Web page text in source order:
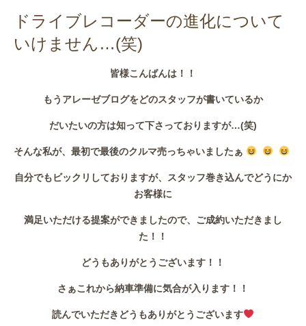
中古車
ドライブレコーダーの進化について
いけません…(笑)
皆様こんばんは！！
もうアレーゼブログをどのスタッフが書いているか
だいたいの方は知って下さっておりますが…(笑)
そんな私が、最初で最後のクルマ売っちゃいましたぁ
自分でもビックリしておりますが、スタッフ巻き込んでどうにか
お客様に
満足いただける提案ができましたので、ご成約いただきまし
た！！
どうもありがとうございます！！
さぁこれから納車準備に気合が入ります！！
読んでいただきどうもありがとうございます